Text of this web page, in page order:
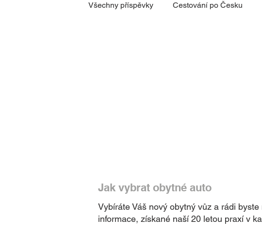
Všechny příspěvky Cestování po Česku
Jak vybrat obytné auto
Vybíráte Váš nový obytný vůz a rádi
informace, získané naší 20 letou praxí v